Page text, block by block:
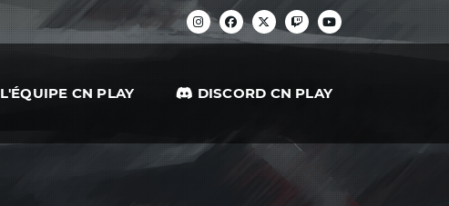
L'ÉQUIPE CN PLAY DISCORD CN PLAY